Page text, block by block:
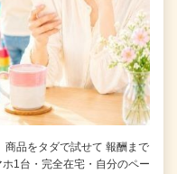
品をタダで試せて 報酬まで
1台・完全在宅・自分のペー